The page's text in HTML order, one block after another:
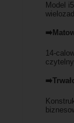
Model
14-